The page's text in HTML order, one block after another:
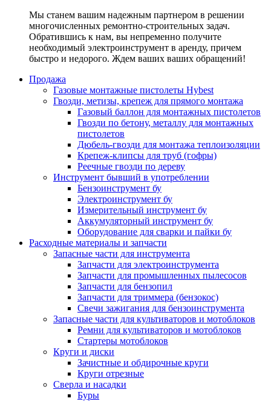
Мы станем вашим надежным партнером в решении
многочисленных ремонтно-строительных задач.
Обратившись к нам, вы непременно получите
необходимый электроинструмент в аренду, причем
быстро и недорого. Ждем ваших ваших обращений!
Продажа
Газовые монтажные пистолеты Hybest
Гвозди, метизы, крепеж для прямого монтажа
Газовый баллон для монтажных пистолетов
Гвозди по бетону, металлу для монтажных
пистолетов
Дюбель-гвозди для монтажа теплоизоляции
Крепеж-клипсы для труб (гофры)
Реечные гвозди по дереву
Инструмент бывший в употреблении
Бензоинструмент бу
Электроинструмент бу
Измерительный инструмент бу
Аккумуляторный инструмент бу
Оборудование для сварки и пайки бу
Расходные материалы и запчасти
Запасные части для инструмента
Запчасти для электроинструмента
Запчасти для промышленных пылесосов
Запчасти для бензопил
Запчасти для триммера (бензокос)
Свечи зажигания для бензоинструмента
Запасные части для культиваторов и мотоблоков
Ремни для культиваторов и мотоблоков
Стартеры мотоблоков
Круги и диски
Зачистные и обдирочные круги
Круги отрезные
Сверла и насадки
Буры